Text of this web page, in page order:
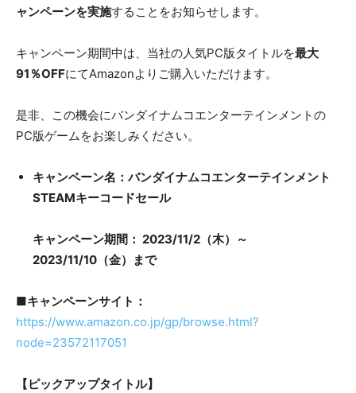
ャンペーンを実施することをお知らせします。
キャンペーン期間中は、当社の人気PC版タイトルを最大
91％OFFにてAmazonよりご購入いただけます。
是非、この機会にバンダイナムコエンターテインメントの
PC版ゲームをお楽しみください。
キャンペーン名：バンダイナムコエンターテインメント
STEAMキーコードセール
キャンペーン期間： 2023/11/2（木）～
2023/11/10（金）まで
■キャンペーンサイト：
https://www.amazon.co.jp/gp/browse.html?
node=23572117051
【ピックアップタイトル】